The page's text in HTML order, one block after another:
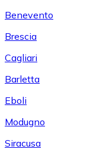
Benevento
Brescia
Cagliari
Barletta
Eboli
Modugno
Siracusa